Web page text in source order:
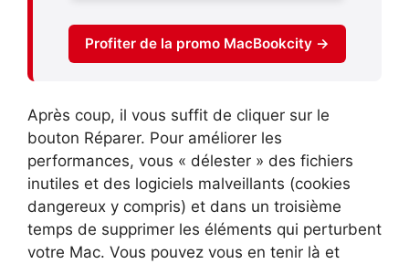
Profiter de la promo MacBookcity →
Après coup, il vous suffit de cliquer sur le
bouton Réparer. Pour améliorer les
performances, vous « délester » des fichiers
inutiles et des logiciels malveillants (cookies
dangereux y compris) et dans un troisième
temps de supprimer les éléments qui perturbent
votre Mac. Vous pouvez vous en tenir là et